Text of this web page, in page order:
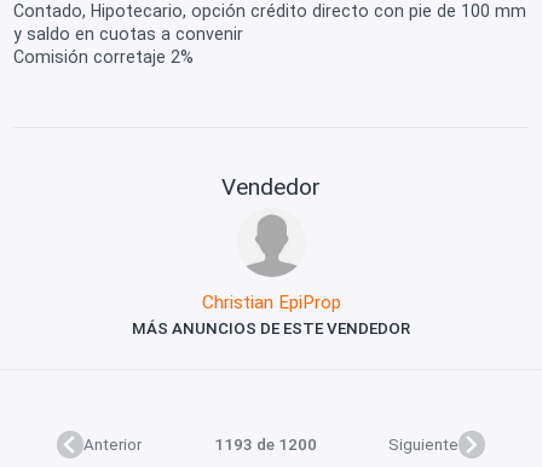
Contado, Hipotecario, opción crédito directo con pie de 100 mm
y saldo en cuotas a convenir
Comisión corretaje 2%
Vendedor
Christian EpiProp
MÁS ANUNCIOS DE ESTE VENDEDOR
Anterior 1193 de 1200 Siguiente